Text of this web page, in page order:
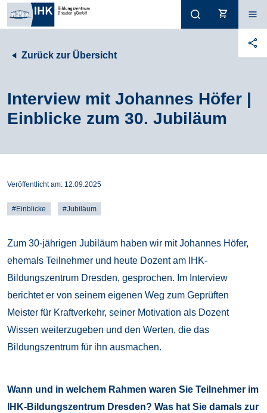
Zurück zur Übersicht
Interview mit Johannes Höfer |
Einblicke zum 30. Jubiläum
Veröffentlicht am: 12.09.2025
#Einblicke #Jubiläum
Zum 30-jährigen Jubiläum haben wir mit Johannes Höfer,
ehemals Teilnehmer und heute Dozent am IHK-
Bildungszentrum Dresden, gesprochen. Im Interview
berichtet er von seinem eigenen Weg zum Geprüften
Meister für Kraftverkehr, seiner Motivation als Dozent
Wissen weiterzugeben und den Werten, die das
Bildungszentrum für ihn ausmachen.
Wann und in welchem Rahmen waren Sie Teilnehmer im
IHK-Bildungszentrum Dresden? Was hat Sie damals zur